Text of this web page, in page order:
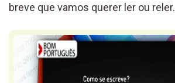
breve que vamos querer ler ou reler.